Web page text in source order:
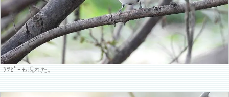
ﾂﾂﾋﾟｰも現れた。